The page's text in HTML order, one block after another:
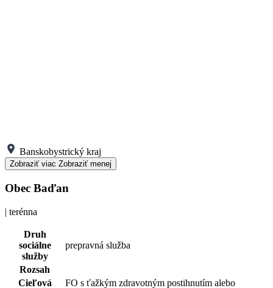
Banskobystrický kraj
Zobraziť viac Zobraziť menej
Obec Baďan
| terénna
Druh
sociálne
služby
prepravná služba
Rozsah
Cieľová
FO s ťažkým zdravotným postihnutím alebo